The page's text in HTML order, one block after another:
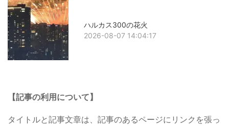
ハルカス300の花火
2026-08-07 14:04:17
【記事の利用について】
タイトルと記事文章は、記事のあるページにリンクを張っ